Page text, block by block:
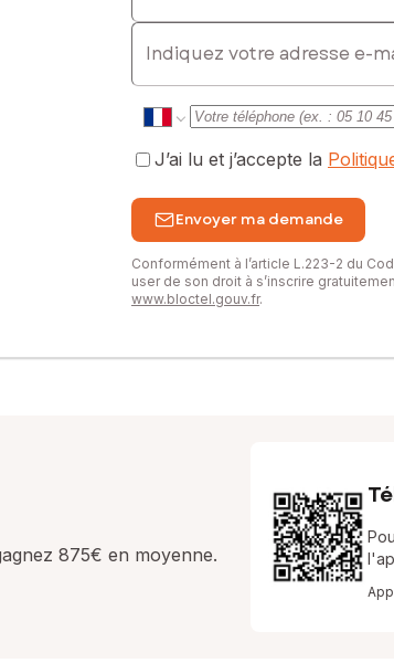
E-mail
J’ai lu et j’accepte la
Envoyer ma demande
Conformément à l’article L.223-2 du
user de son droit à s’inscrire
www.bloctel.gouv.fr.
875€ en moyenne.